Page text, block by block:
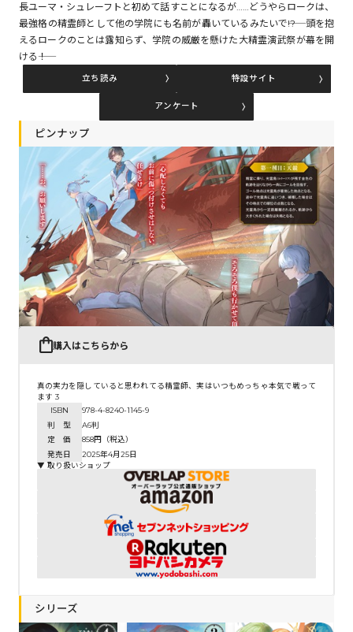
コミックエッセイ
閉じる
長ユーマ・シュレーフトと初めて話すことになるが……どうやらロークは、
最強格の精霊師として他の学院にも名前が轟いているみたいで――!? 頭を抱
えるロークのことは露知らず、学院の威厳を懸けた大精霊演武祭が幕を開
ける――！
立ち読み 特設サイト
アンケート
ピンナップ
購入はこちらから
真の実力を隠していると思われてる精霊師、実はいつもめっちゃ本気で戦って
ます 3
ISBN
978-4-8240-1145-9
判 型
A6判
定 価
858円（税込）
発売日
2025年4月25日
▼ 取り扱いショップ
シリーズ